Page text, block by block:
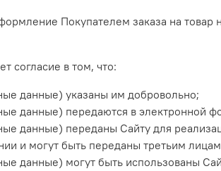
Покупателем заказа на товар
согласие в том, что:
данные) указаны им добровольно;
данные) передаются в электронной
данные) переданы Сайту для
и могут быть переданы третьим
данные) могут быть использованы